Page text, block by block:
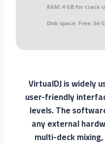
RAM: 4 GB for crack
Disk space: Free: 64
VirtualDJ is widely
user-friendly
levels. The
any external
multi-deck